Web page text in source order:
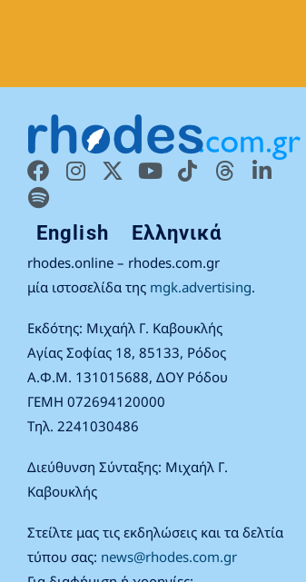
English Ελληνικά
rhodes.online – rhodes.com.gr
μία ιστοσελίδα της mgk.advertising.
Εκδότης: Μιχαήλ Γ. Καβουκλής
Αγίας Σοφίας 18, 85133, Ρόδος
Α.Φ.Μ. 131015688, ΔΟΥ Ρόδου
ΓΕΜΗ 072694120000
Τηλ. 2241030486
Διεύθυνση Σύνταξης: Μιχαήλ Γ.
Καβουκλής
Στείλτε μας τις εκδηλώσεις και τα δελτία
τύπου σας: news@rhodes.com.gr